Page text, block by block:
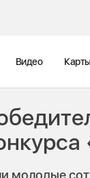
Видео Карты
молодые